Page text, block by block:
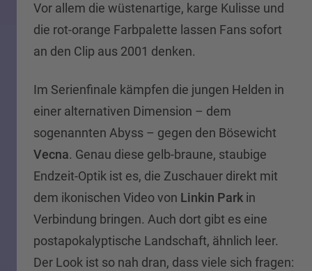
Vor allem die wüstenartige, karge Kulisse und
die rot-orange Farbpalette lassen Fans sofort
an den Clip aus 2001 denken.
Im Serienfinale kämpfen die jungen Helden in
einer alternativen Dimension – dem
sogenannten Abyss – gegen den Bösewicht
Vecna. Genau diese gelb-braune, staubige
Endzeit-Optik ist es, die Zuschauer direkt mit
dem ikonischen Video von Linkin Park in
Verbindung bringen. Auch dort gibt es eine
postapokalyptische Landschaft, ähnlich leer.
Der Look ist so nah dran, dass viele sich fragen: